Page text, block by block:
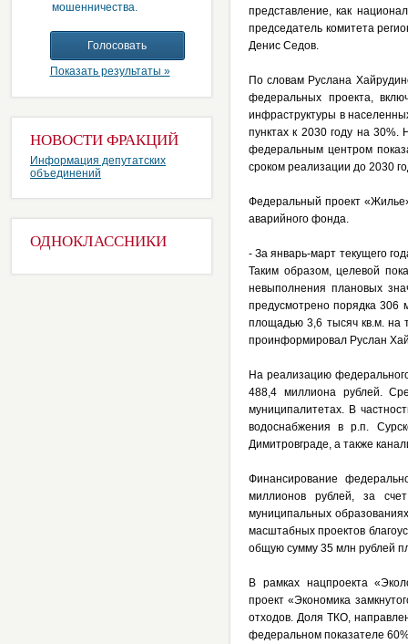
мошенничества.
Показать результаты »
НОВОСТИ ФРАКЦИЙ
Информация депутатских
объединений
ОДНОКЛАССНИКИ
представление, как
председатель комитета
Денис Седов.
По словам Руслана
федеральных проекта,
инфраструктуры в
пунктах к 2030 году на 30%.
федеральным центром
сроком реализации до 2030
Федеральный проект
аварийного фонда.
- За январь-март текущего
Таким образом, целевой
невыполнения плановых
предусмотрено порядка 306
площадью 3,6 тысяч кв.м. на
проинформировал Руслан
На реализацию
488,4 миллиона рублей.
муниципалитетах. В
водоснабжения в р.п.
Димитровграде, а также
Финансирование
миллионов рублей, за
муниципальных
масштабных проектов
общую сумму 35 млн рублей
В рамках нацпроекта
проект «Экономика
отходов. Доля ТКО,
федеральном показателе